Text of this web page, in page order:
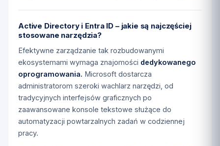
Active Directory i Entra ID – jakie są najczęściej
stosowane narzędzia?
Efektywne zarządzanie tak rozbudowanymi
ekosystemami wymaga znajomości dedykowanego
oprogramowania. Microsoft dostarcza
administratorom szeroki wachlarz narzędzi, od
tradycyjnych interfejsów graficznych po
zaawansowane konsole tekstowe służące do
automatyzacji powtarzalnych zadań w codziennej
pracy.